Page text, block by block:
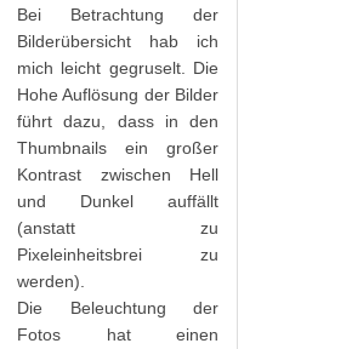
Bei Betrachtung der
Bilderübersicht hab ich
mich leicht gegruselt. Die
Hohe Auflösung der Bilder
führt dazu, dass in den
Thumbnails ein großer
Kontrast zwischen Hell
und Dunkel auffällt
(anstatt zu
Pixeleinheitsbrei zu
werden).
Die Beleuchtung der
Fotos hat einen